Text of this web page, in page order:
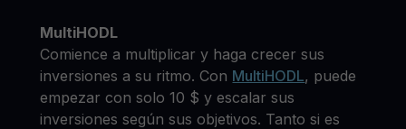
MultiHODL
Comience a multiplicar y haga crecer sus
inversiones a su ritmo. Con MultiHODL, puede
empezar con solo 10 $ y escalar sus
inversiones según sus objetivos. Tanto si es